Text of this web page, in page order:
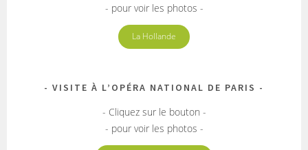
- pour voir les photos -
La Hollande
VISITE À L’OPÉRA NATIONAL DE PARIS
- Cliquez sur le bouton -
- pour voir les photos -